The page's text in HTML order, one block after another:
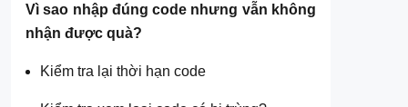
Vì sao nhập đúng code nhưng vẫn không
nhận được quà?
Kiểm tra lại thời hạn code